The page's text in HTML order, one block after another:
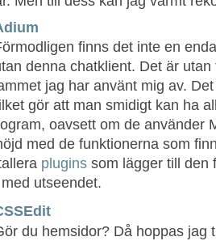
finns det inte en
denna chatklient. Det är
jag har använt mig av.
gör att man smidigt kan ha
oavsett om de använder
med de funktionerna som
plugins som lägger till den
utseendet.
du hemsidor? Då hoppas jag